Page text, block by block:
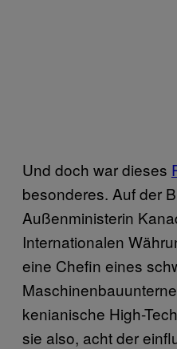
Und doch war dieses
besonderes. Auf der
Außenministerin
Internationalen
eine Chefin eines
kenianische High-
sie also, acht der